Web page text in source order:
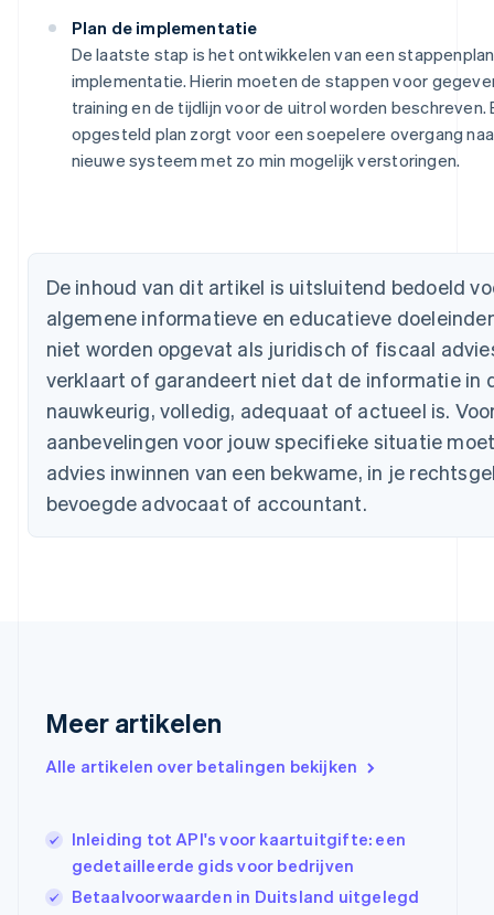
Plan de implementatie
De laatste stap is het ontwikkelen van een
implementatie. Hierin moeten de stappen voor
training en de tijdlijn voor de uitrol worden beschreven.
opgesteld plan zorgt voor een soepelere overgang
nieuwe systeem met zo min mogelijk verstoringen.
De inhoud van dit artikel is uitsluitend bedoeld
algemene informatieve en educatieve
niet worden opgevat als juridisch of fiscaal
verklaart of garandeert niet dat de informatie in
nauwkeurig, volledig, adequaat of actueel is.
aanbevelingen voor jouw specifieke situatie
advies inwinnen van een bekwame, in je
bevoegde advocaat of accountant.
Meer artikelen
Alle artikelen over betalingen bekijken
Inleiding tot API's voor kaartuitgifte: een
gedetailleerde gids voor bedrijven
Betaalvoorwaarden in Duitsland uitgelegd
Australië
English
België
Canada
Français
Cyprus
English
Denemarken
Duitsland
DeutschEnglish
Estland
English
Finland
English
Hongkong SAR, China
English 简体中文
English
Italië
ItalianoEnglish